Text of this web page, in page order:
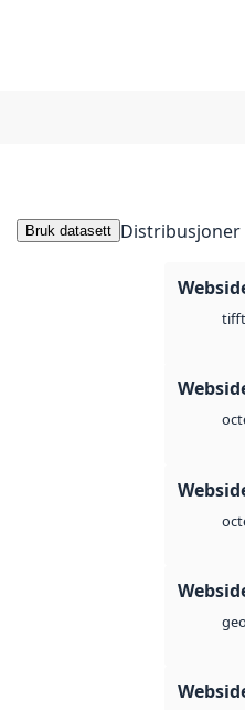
Bruk datasett Distribusjoner
tiff